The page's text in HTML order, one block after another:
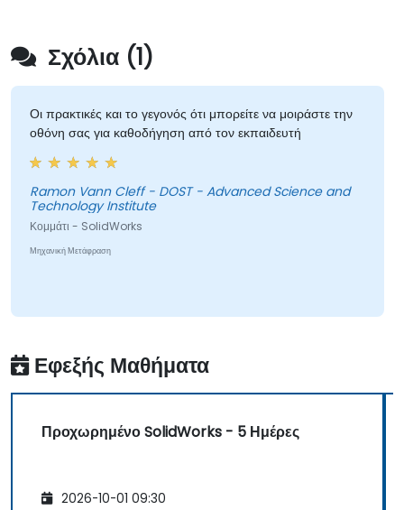
Σχόλια (1)
Οι πρακτικές και το γεγονός ότι μπορείτε να μοιράστε την
οθόνη σας για καθοδήγηση από τον εκπαιδευτή
Ramon Vann Cleff - DOST - Advanced Science and
Technology Institute
Κομμάτι - SolidWorks
Μηχανική Μετάφραση
Εφεξής Μαθήματα
Προχωρημένο SolidWorks - 5 Ημέρες
2026-10-01 09:30